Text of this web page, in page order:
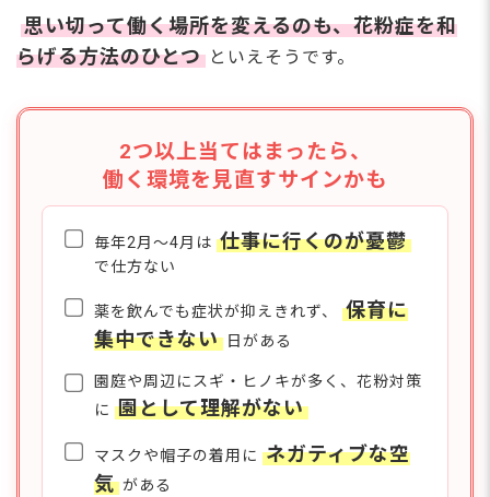
週3日～勤務できる方
募集！時間も1日6時
求人情報へ
紹介を受ける
て
思い切って働く場所を変えるのも、花粉症を和
らげる方法のひとつ といえそうです。
2つ以上当てはまったら、
働く環境を見直すサインかも
毎年2月〜4月は 仕事に行くのが憂鬱
で仕方ない
薬を飲んでも症状が抑えきれず、
保育に
集中できない
日がある
園庭や周辺にスギ・ヒノキが多く、花粉対策
に 園として理解がない
マスクや帽子の着用に ネガティブな空
気 がある